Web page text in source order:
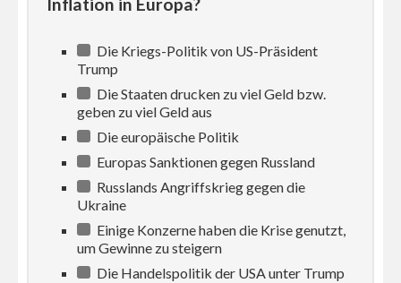
Inflation in Europa?
Die Kriegs-Politik von US-Präsident
Trump
Die Staaten drucken zu viel Geld bzw.
geben zu viel Geld aus
Die europäische Politik
Europas Sanktionen gegen Russland
Russlands Angriffskrieg gegen die
Ukraine
Einige Konzerne haben die Krise genutzt,
um Gewinne zu steigern
Die Handelspolitik der USA unter Trump